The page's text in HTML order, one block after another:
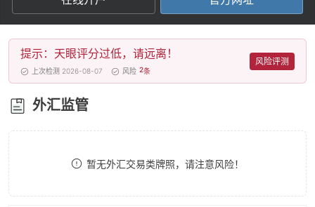
3
4
5
6
7
6
7
8
9
提示：天眼评分过低，请远离！
上次检测 2026-08-07 风险 2条
风险评测
外汇监管
暂无外汇交易类牌照，请注意风险！